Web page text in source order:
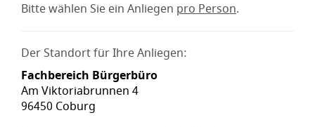
Bitte wählen Sie ein Anliegen pro Person.
Der Standort für Ihre Anliegen:
Fachbereich Bürgerbüro
Am Viktoriabrunnen 4
96450 Coburg